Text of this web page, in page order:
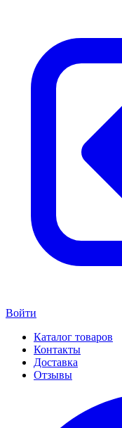
Войти
Каталог товаров
Контакты
Доставка
Отзывы